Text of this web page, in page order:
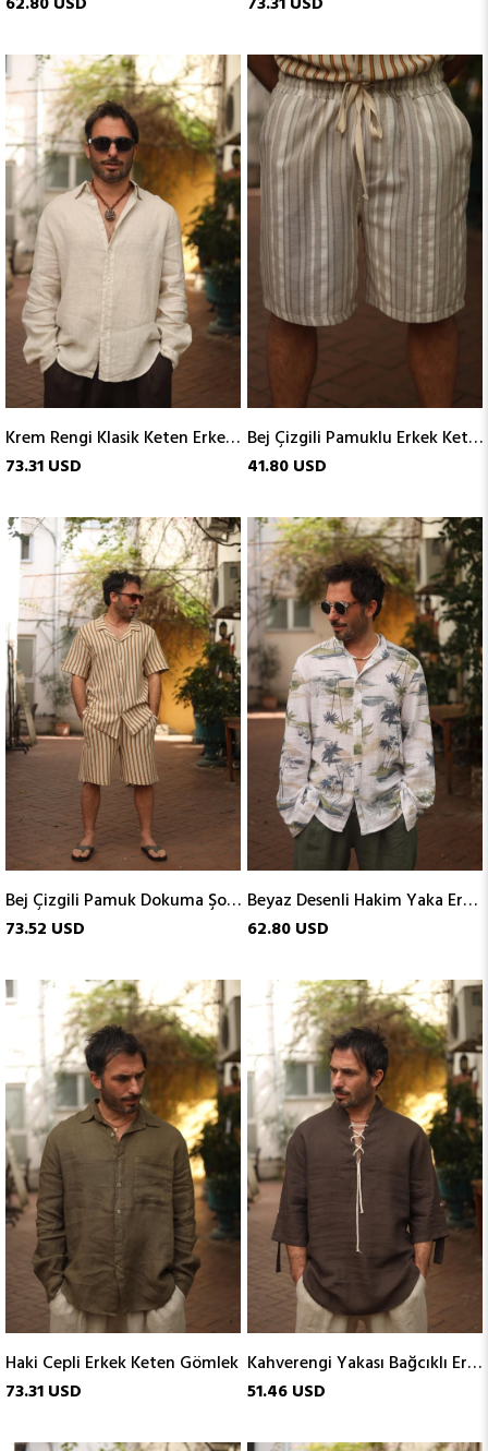
Krem Rengi Klasik Keten Erkek Gömlek
73.31 USD
Bej Çizgili Pamuklu Erkek Keten Şort
41.80 USD
Bej Çizgili Pamuk Dokuma Şortlu Takım
73.52 USD
Beyaz Desenli Hakim Yaka Erkek Keten Gömlek
62.80 USD
Haki Cepli Erkek Keten Gömlek
73.31 USD
Kahverengi Yakası Bağcıklı Erkek Keten Henley
51.46 USD